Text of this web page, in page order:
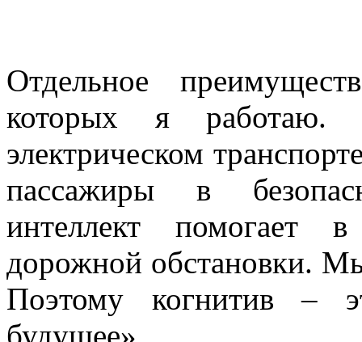
Отдельное
которых я
электрическом
пассажиры в
интеллект помогает
дорожной обстановки.
Поэтому когнитив –
будущее».